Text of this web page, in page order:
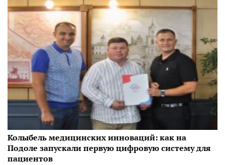
Колыбель медицинских инноваций: как на
Подоле запускали первую цифровую систему для
пациентов